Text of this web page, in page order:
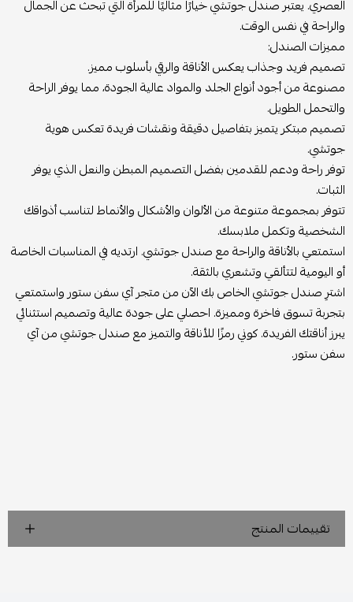
العصري. يعتبر صندل جوتشي خيارًا مثاليًا للمرأة التي تبحث عن الجمال
والراحة في نفس الوقت.
مميزات الصندل:
تصميم فريد وجذاب يعكس الأناقة والرقي بأسلوب مميز.
مصنوعة من أجود أنواع الجلد والمواد عالية الجودة، مما يوفر الراحة
والتحمل الطويل.
تصميم مبتكر يتميز بتفاصيل دقيقة ونقشات فريدة تعكس هوية
جوتشي.
توفر راحة ودعم للقدمين بفضل التصميم المبطن والنعل الذي يوفر
الثبات.
تتوفر بمجموعة متنوعة من الألوان والأشكال والأنماط لتناسب أذواقك
الشخصية وتكمل ملابسك.
استمتعي بالأناقة والراحة مع صندل جوتشي. ارتديه في المناسبات الخاصة
أو اليومية لتتألقي وتشعري بالثقة.
اشترِ صندل جوتشي الخاص بك الآن من متجر آي سفن ستور واستمتعي
بتجربة تسوق فاخرة ومميزة. احصلي على جودة عالية وتصميم استثنائي
يبرز أناقتك الفريدة. كوني رمزًا للأناقة والتميز مع صندل جوتشي من آي
سفن ستور.
تقييمات المنتج